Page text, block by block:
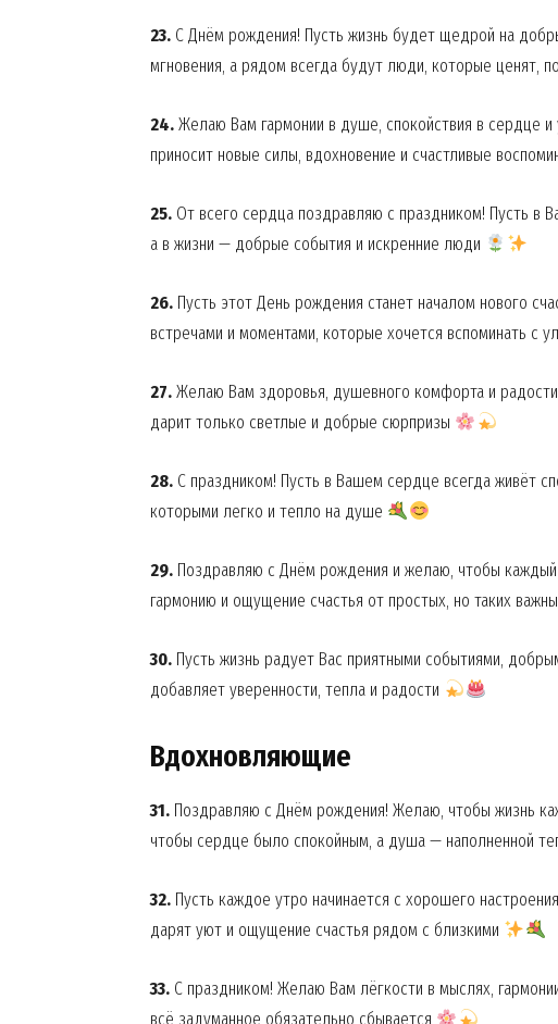
23. С Днём рождения! Пусть жизнь будет щедрой на
мгновения, а рядом всегда будут люди, которые ценят,
24.Желаю Вам гармонии в душе, спокойствия в сердце
приносит новые силы, вдохновение и счастливые
25. От всего сердца поздравляю с праздником! Пусть
а в жизни — добрые события и искренние люди
26. Пусть этот День рождения станет началом нового
встречами и моментами, которые хочется вспоминать с
27.Желаю Вам здоровья, душевного комфорта и
дарит только светлые и добрые сюрпризы
28. С праздником! Пусть в Вашем сердце всегда живёт
которыми легко и тепло на душе
29. Поздравляю с Днём рождения и желаю, чтобы
гармонию и ощущение счастья от простых, но таких
30. Пусть жизнь радует Вас приятными событиями,
добавляет уверенности, тепла и радости
Вдохновляющие
31. Поздравляю с Днём рождения! Желаю, чтобы жизнь
чтобы сердце было спокойным, а душа — наполненной
32. Пусть каждое утро начинается с хорошего
дарят уют и ощущение счастья рядом с близкими
33. С праздником! Желаю Вам лёгкости в мыслях,
всё задуманное обязательно сбывается